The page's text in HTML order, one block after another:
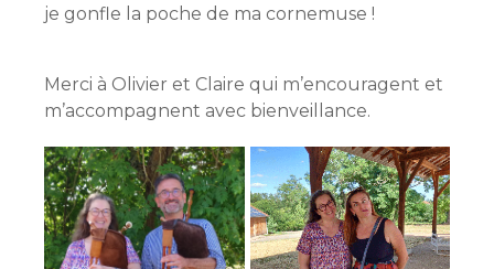
je gonfle la poche de ma cornemuse !
Merci à Olivier et Claire qui m’encouragent et
m’accompagnent avec bienveillance.